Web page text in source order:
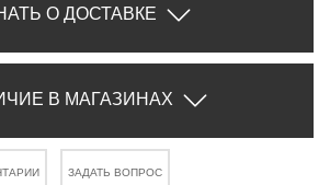
О ДОСТАВКЕ
В МАГАЗИНАХ
ЗАДАТЬ ВОПРОС